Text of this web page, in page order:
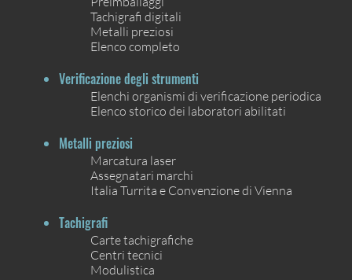
Tachigrafi digitali
Metalli preziosi
Elenco completo
Verificazione degli strumenti
Elenchi organismi di verificazione periodica
Elenco storico dei laboratori abilitati
Metalli preziosi
Marcatura laser
Assegnatari marchi
Italia Turrita e Convenzione di Vienna
Tachigrafi
Carte tachigrafiche
Centri tecnici
Modulistica